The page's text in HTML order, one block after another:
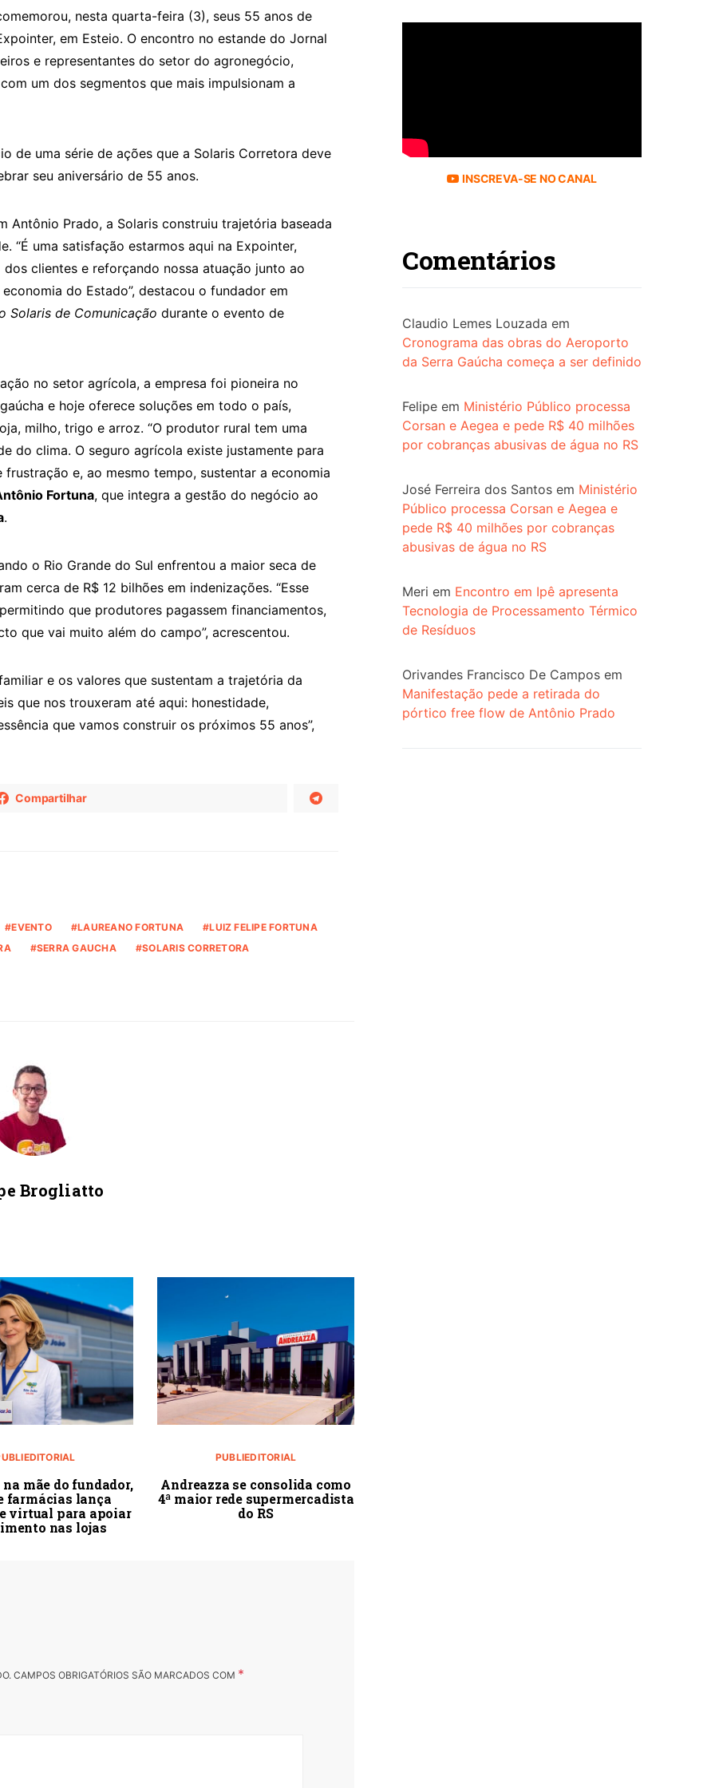
nesta quarta-feira (3), seus 55 anos de
em Esteio. O encontro no estande do Jornal
e representantes do setor do agronegócio,
um dos segmentos que mais impulsionam a
de uma série de ações que a Solaris Corretora deve
seu aniversário de 55 anos.
Antônio Prado, a Solaris construiu trajetória baseada
“É uma satisfação estarmos aqui na Expointer,
clientes e reforçando nossa atuação junto ao
do Estado”, destacou o fundador em
Solaris de Comunicação durante o evento de
no setor agrícola, a empresa foi pioneira no
e hoje oferece soluções em todo o país,
milho, trigo e arroz. “O produtor rural tem uma
do clima. O seguro agrícola existe justamente para
e, ao mesmo tempo, sustentar a economia
Fortuna, que integra a gestão do negócio ao
.
o Rio Grande do Sul enfrentou a maior seca de
cerca de R$ 12 bilhões em indenizações. “Esse
que produtores pagassem financiamentos,
que vai muito além do campo”, acrescentou.
e os valores que sustentam a trajetória da
que nos trouxeram até aqui: honestidade,
que vamos construir os próximos 55 anos”,
Compartilhar
EVENTO LAUREANO FORTUNA
LUIZ FELIPE FORTUNA
SERRA GAUCHA SOLARIS CORRETORA
Brogliatto
mãe do fundador,
farmácias lança
virtual para apoiar
nas lojas
PUBLIEDITORIAL
Andreazza se consolida como
4ª maior rede supermercadista
do RS
CAMPOS OBRIGATÓRIOS SÃO MARCADOS COM *
INSCREVA-SE NO CANAL
Comentários
Claudio Lemes Louzada em
Cronograma das obras do Aeroporto
da Serra Gaúcha começa a ser definido
Felipe em Ministério Público processa
Corsan e Aegea e pede R$ 40 milhões
por cobranças abusivas de água no RS
José Ferreira dos Santos em Ministério
Público processa Corsan e Aegea e
pede R$ 40 milhões por cobranças
abusivas de água no RS
Meri em Encontro em Ipê apresenta
Tecnologia de Processamento Térmico
de Resíduos
Orivandes Francisco De Campos em
Manifestação pede a retirada do
pórtico free flow de Antônio Prado